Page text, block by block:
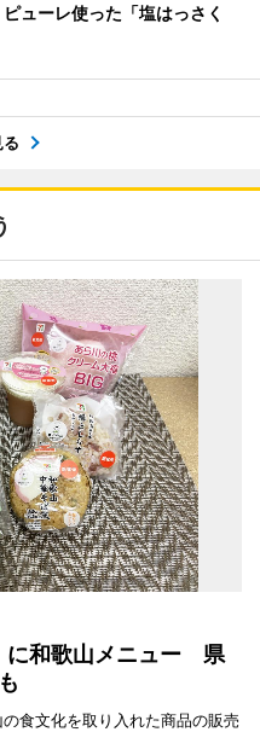
ピューレ使った「塩はっさく
る
に和歌山メニュー 県
食文化を取り入れた商品の販売